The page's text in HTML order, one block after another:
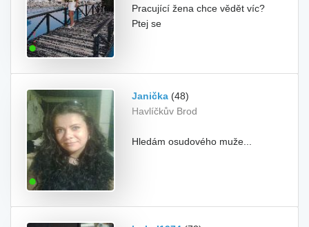
Pracující žena chce vědět víc?
Ptej se
Janička (48)
Havlíčkův Brod
Hledám osudového muže...